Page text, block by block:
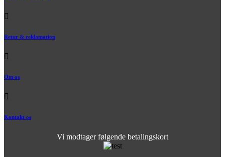
Retur & reklamation
Om os
Kontakt os
Vi modtager følgende betalingskort